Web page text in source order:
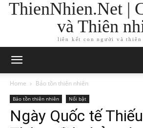
ThienNhien.Net |
và Thiên
liên kết con người và thiên
Home Bảo tồn thiên nhiên
Bảo tồn thiên nhiên Nổi bật
Ngày Quốc tế